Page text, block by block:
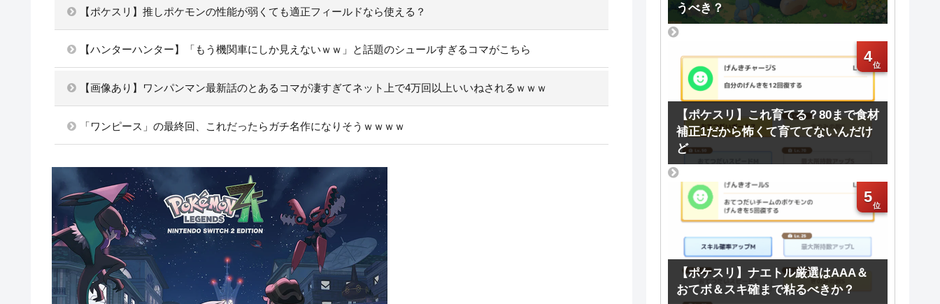
【ポケスリ】推しポケモンの性能が弱くても適正フィールドなら使える？
【ハンターハンター】「もう機関車にしか見えないｗｗ」と話題のシュールすぎるコマがこちら
【画像あり】ワンパンマン最新話のとあるコマが凄すぎてネット上で4万回以上いいねされるｗｗｗ
「ワンピース」の最終回、これだったらガチ名作になりそうｗｗｗｗ
うべき？
4
【ポケスリ】これ育てる？80まで食材
補正1だから怖くて育ててないんだけ
ど
5
【ポケスリ】ナエトル厳選はAAA＆
おてボ＆スキ確まで粘るべきか？